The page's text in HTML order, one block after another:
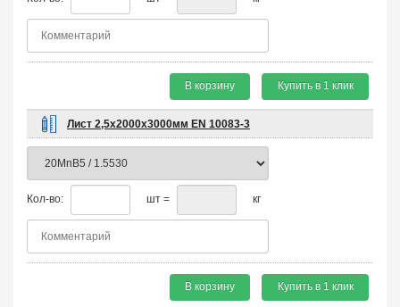
В корзину Купить в 1 клик
Лист 2,5х2000х3000мм EN 10083-3
Кол-во: шт = кг
В корзину Купить в 1 клик